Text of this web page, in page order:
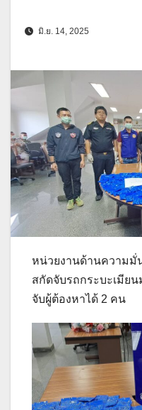
มิ.ย. 14, 2025
หน่วยงานด้านความมั่
สกัดจับรถกระบะเมีย
จับผู้ต้องหาได้ 2 คน